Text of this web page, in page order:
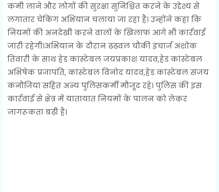
कमी लाने और लोगों की सुरक्षा सुनिश्चित करने के उद्देश्य से
लगातार चेकिंग अभियान चलाया जा रहा है। उन्होंने कहा कि
नियमों की अनदेखी करने वालों के खिलाफ आगे भी कार्रवाई
जारी रहेगी।अभियान के दौरान ढढ़वल चौकी इंचार्ज अशोक
तिवारी के साथ हेड कांस्टेबल जयप्रकाश यादव,हेड कांस्टेबल
अभिषेक प्रजापति, कांस्टेबल विनोद यादव,हेड कांस्टेबल संजय
कनौजिया सहित अन्य पुलिसकर्मी मौजूद रहे। पुलिस की इस
कार्रवाई से क्षेत्र में यातायात नियमों के पालन को लेकर
जागरूकता बढ़ी है।